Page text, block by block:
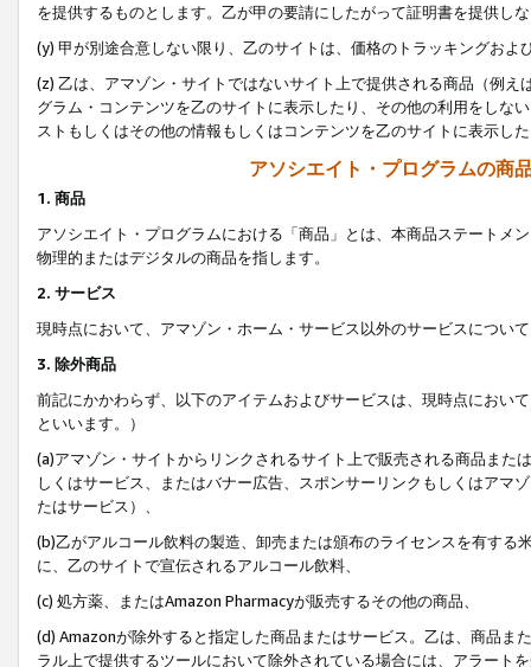
を提供するものとします。乙が甲の要請にしたがって証明書を提供し
(y) 甲が別途合意しない限り、乙のサイトは、価格のトラッキングお
(z) 乙は、アマゾン・サイトではないサイト上で提供される商品（例
グラム・コンテンツを乙のサイトに表示したり、その他の利用をしな
ストもしくはその他の情報もしくはコンテンツを乙のサイトに表示し
アソシエイト・プログラムの商
1. 商品
アソシエイト・プログラムにおける「商品」とは、本商品ステートメ
物理的またはデジタルの商品を指します。
2. サービス
現時点において、アマゾン・ホーム・サービス以外のサービスについ
3. 除外商品
前記にかかわらず、以下のアイテムおよびサービスは、現時点におい
といいます。）
(a)アマゾン・サイトからリンクされるサイト上で販売される商品ま
しくはサービス、またはバナー広告、スポンサーリンクもしくはアマ
たはサービス）、
(b)乙がアルコール飲料の製造、卸売または頒布のライセンスを有す
に、乙のサイトで宣伝されるアルコール飲料、
(c) 処方薬、またはAmazon Pharmacyが販売するその他の商品、
(d) Amazonが除外すると指定した商品またはサービス。乙は、商品ま
ラル上で提供するツールにおいて除外されている場合には、アラート